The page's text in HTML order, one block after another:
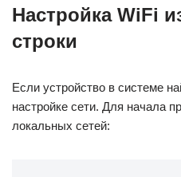
Настройка WiFi
строки
Если устройство в системе
настройке сети. Для начала
локальных сетей: